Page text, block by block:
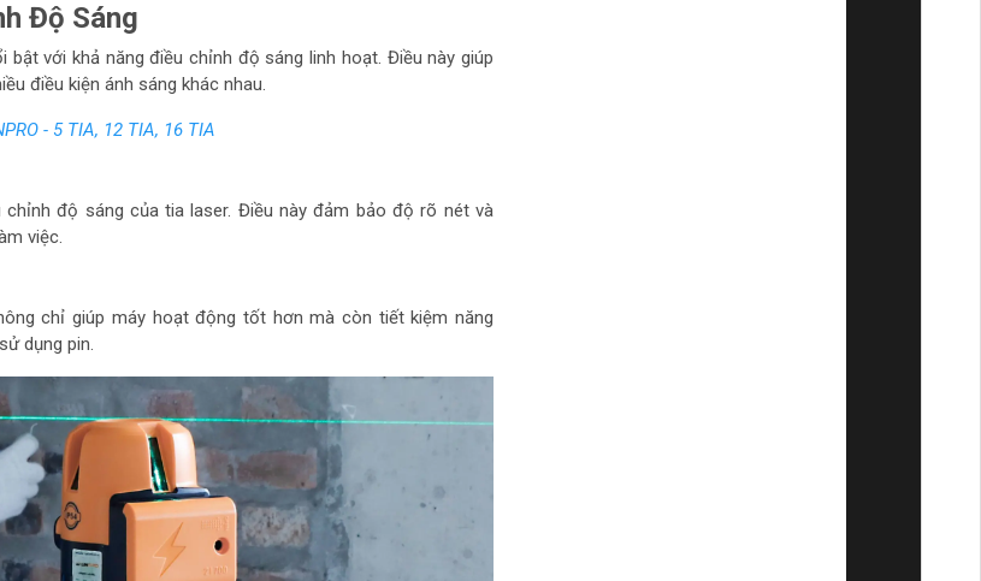
Độ Sáng
bật với khả năng điều chỉnh độ sáng linh hoạt. Điều này giúp
điều kiện ánh sáng khác nhau.
- 5 TIA, 12 TIA, 16 TIA
độ sáng của tia laser. Điều này đảm bảo độ rõ nét và
việc.
chỉ giúp máy hoạt động tốt hơn mà còn tiết kiệm năng
dụng pin.